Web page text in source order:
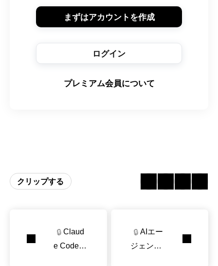
まずはアカウントを作成
ログイン
プレミアム会員について
クリップする
🔒 Claud
e Codeな
🔒 AIエー
ジェント